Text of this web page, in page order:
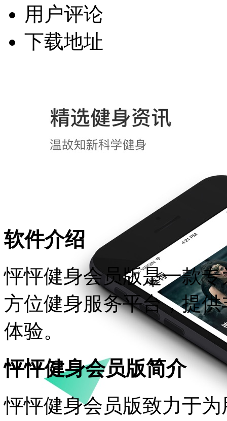
用户评论
下载地址
软件介绍
怦怦健身会员版是一款
方位健身服务平台，提
体验。
怦怦健身会员版简介
怦怦健身会员版致力于